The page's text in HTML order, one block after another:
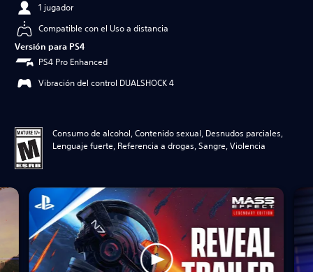
1 jugador
Compatible con el Uso a distancia
Versión para PS4
PS4 Pro Enhanced
Vibración del control DUALSHOCK 4
Consumo de alcohol, Contenido sexual, Desnudos parciales,
Lenguaje fuerte, Referencia a drogas, Sangre, Violencia